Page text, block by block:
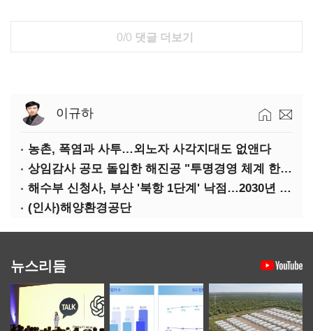
0/0 댓글 더보기
이규하
농촌, 폭염과 사투…외노자 사각지대도 없앤다
상임감사 공모 돌입한 해진공 "투명경영 체계 한층 강화"
해수부 신청사, 부산 '북항 1단계' 낙점…2030년 완공 목표
(인사)해양환경공단
뉴스리듬